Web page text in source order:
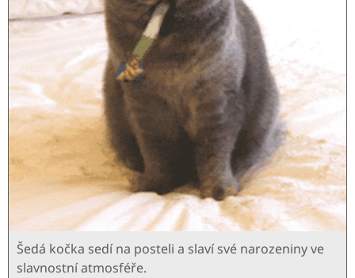
Šedá kočka sedí na posteli a slaví své narozeniny ve
slavnostní atmosféře.